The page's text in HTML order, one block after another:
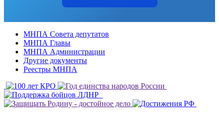
МНПА Совета депутатов
МНПА Главы
МНПА Администрации
Другие документы
Реестры МНПА